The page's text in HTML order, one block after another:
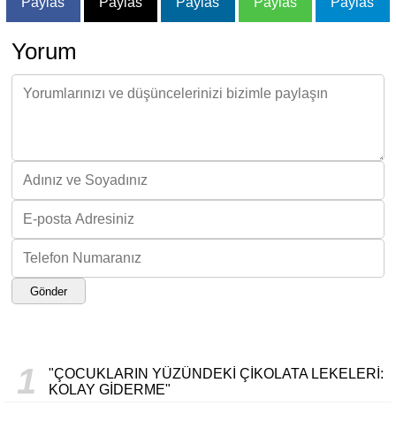
Yorum
Gönder
1
"ÇOCUKLARIN YÜZÜNDEKI ÇIKOLATA LEKELERI:
KOLAY GIDERME"